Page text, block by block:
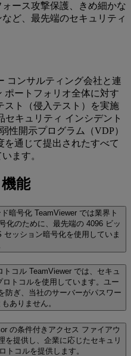
ース攻撃保護、きめ細かな
ど、最先端のセキュリティ
コンサルティング会社と連
ポートフォリオ全体に対す
スト（侵入テスト）を実施
セキュリティ インシデント
性開示プログラム（VDP）
通じて提出されたすべて
ます。
能
暗号化 TeamViewer では業界ト
化のために、最先端の 4096 ビッ
ッション暗号化を使用していま
トコル TeamViewer では、セキュ
トコルを使用しています。ユー
防ぎ、当社のサーバーがパスワー
ありません。
の条件付きアクセス ファイアウ
を提供し、企業に応じたセキュリ
トコルを提供します。